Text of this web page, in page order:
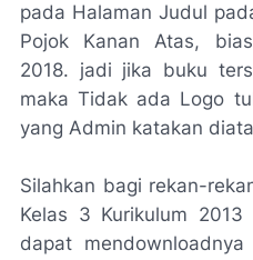
pada Halaman Judul
Pojok Kanan Atas,
2018. jadi jika buku
maka Tidak ada Logo
yang Admin katakan
Silahkan bagi rekan-
Kelas 3 Kurikulum
dapat